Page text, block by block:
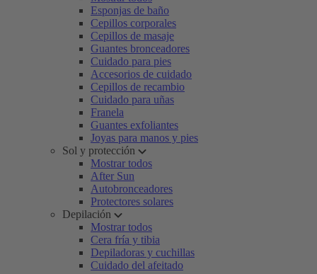
Esponjas de baño
Cepillos corporales
Cepillos de masaje
Guantes bronceadores
Cuidado para pies
Accesorios de cuidado
Cepillos de recambio
Cuidado para uñas
Franela
Guantes exfoliantes
Joyas para manos y pies
Sol y protección
Mostrar todos
After Sun
Autobronceadores
Protectores solares
Depilación
Mostrar todos
Cera fría y tibia
Depiladoras y cuchillas
Cuidado del afeitado